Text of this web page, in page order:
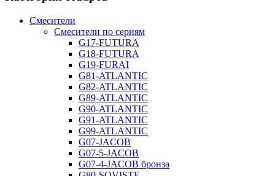
Смесители
Смесители по сериям
G17-FUTURA
G18-FUTURA
G19-FURAI
G81-ATLANTIC
G82-ATLANTIC
G89-ATLANTIC
G90-ATLANTIC
G91-ATLANTIC
G99-ATLANTIC
G07-JACOB
G07-5-JACOB
G07-4-JACOB бронза